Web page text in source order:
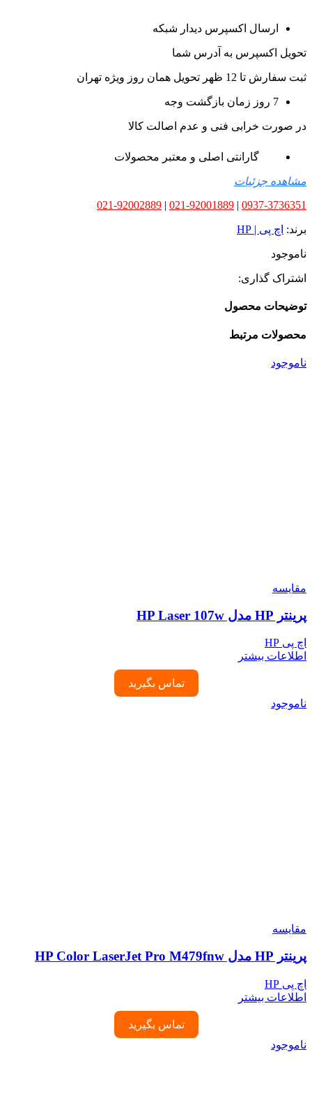
ارسال اکسپرس دیدار شبکه
تحویل اکسپرس به آدرس شما
ثبت سفارش تا 12 ظهر تحویل همان روز ویژه تهران
7 روز زمان بازگشت وجه
در صورت خرابی فنی و عدم اصالت کالا
گارانتی اصلی و معتبر محصولات
مشاهده جزئیات
0937-3736351
|
021-92001889
|
021-92002889
برند: اچ پی | HP
ناموجود
اشتراک گذاری:
توضیحات محصول
محصولات مرتبط
ناموجود
مقایسه
پرینتر HP مدل HP Laser 107w
اچ پی HP
اطلاعات بیشتر
تماس بگیرید
ناموجود
مقایسه
پرینتر HP مدل HP Color LaserJet Pro M479fnw
اچ پی HP
اطلاعات بیشتر
تماس بگیرید
ناموجود